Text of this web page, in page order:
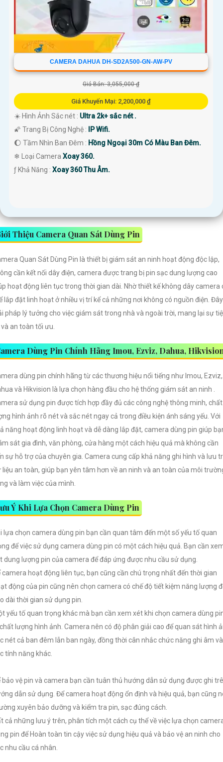
CAMERA DAHUA DH-SD2A500-GN-AW-PV
Giá Bán: 3,055,000 ₫
Giá Khuyến Mại: 2,200,000 ₫
☀️ Hình Ảnh Sắc nét : Ultra 2k+ sắc nét .
🌠 Trang Bị Công Nghệ :
IP Wifi.
🌔 Tầm Nhìn Ban Đêm : Hồng Ngoại 30m Có Màu Ban Đêm.
❄ Loại Camera Xoay 360.
️ƒ Khả Năng : Xoay 360 Thu Âm.
Thiệu Camera Quan Sát Dùng Pin
Quan Sát Dùng Pin là thiết bị giám sát an ninh hoạt động độc lập,
cần kết nối dây điện, camera được trang bị pin sạc dung lượng cao
hoạt động liên tục trong thời gian dài. Nhờ thiết kế không dây camera
lắp đặt linh hoạt ở nhiều vị trí kể cả những nơi không có nguồn điện.
pháp lý tưởng cho việc giám sát trong nhà và ngoài trời, mang lại sự
an toàn tối ưu.
Dùng Pin Chính Hãng Imou, Ezviz, Dahua,
dùng pin chính hãng từ các thương hiệu nổi tiếng như Imou, Ezviz,
và Hikvision là lựa chọn hàng đầu cho hệ thống giám sát an ninh .
sử dụng pin được tích hợp đầy đủ các công nghệ thông minh, chất
hình ảnh rõ nét và sắc nét ngay cả trong điều kiện ánh sáng yếu. Với
năng hoạt động linh hoạt và dễ dàng lắp đặt, camera dùng pin giúp
sát gia đình, văn phòng, cửa hàng một cách hiệu quả mà không cần
sự hỗ trợ của chuyên gia. Camera cung cấp khả năng ghi hình và lưu
liệu an toàn, giúp bạn yên tâm hơn về an ninh và an toàn của môi
và làm việc của mình.
Ý Khi Lựa Chọn Camera Dùng Pin
lựa chọn camera dùng pin bạn cần quan tâm đến một số yếu tố quan
để việc sử dụng camera dùng pin có một cách hiệu quả. Bạn cần
dung lượng pin của camera để đáp ứng được nhu cầu sử dụng.
camera hoạt động liên tục, bạn cũng cần chú trọng nhất đến thời gian
động của pin cũng nên chọn camera có chế độ tiết kiệm năng lượng
dài thời gian sử dụng pin.
yếu tố quan trọng khác mà bạn cần xem xét khi chọn camera dùng
lượng hình ảnh. Camera nên có độ phân giải cao để quan sát hình
nét cả ban đêm lẫn ban ngày, đồng thời cân nhắc chức năng ghi âm và
tính năng khác.
bảo vệ pin và camera bạn cần tuân thủ hướng dẫn sử dụng được ghi
dẫn sử dụng. Để camera hoạt động ổn định và hiệu quả, bạn cũng
xuyên bảo dưỡng và kiểm tra pin, sạc đúng cách.
cả những lưu ý trên, phân tích một cách cụ thể về việc lựa chọn
pin để Hoàn toàn tin cậy việc sử dụng hiệu quả và bảo vệ an ninh cho
nhu cầu cá nhân.